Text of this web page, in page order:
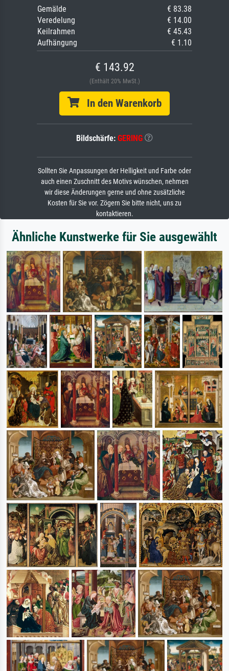
Gemälde
€ 83.38
Veredelung
€ 14.00
Keilrahmen
€ 45.43
Aufhängung
€ 1.10
€ 143.92
(Enthält 20% MwSt.)
In den Warenkorb
Bildschärfe: GERING
Sollten Sie Anpassungen der Helligkeit und Farbe oder
auch einen Zuschnitt des Motivs wünschen, nehmen
wir diese Änderungen gerne und ohne zusätzliche
Kosten für Sie vor. Zögern Sie bitte nicht, uns zu
kontaktieren.
Ähnliche Kunstwerke für Sie ausgewählt